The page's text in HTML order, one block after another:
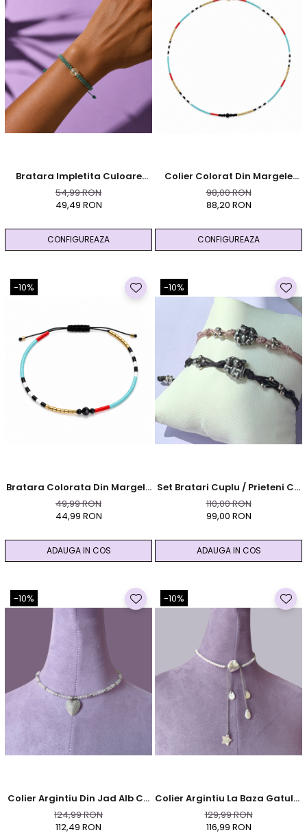
Bratara Impletita Culoare
Snur Personalizat Cu Cu
Cristal Natural - Citrin
54,99 RON
49,49 RON
CONFIGUREAZA
Colier Colorat Din Margele
Ceramice Cu Turmalina
Neagra Si Hematit Auriu
98,00 RON
88,20 RON
CONFIGUREAZA
-10%
Bratara Colorata Din Margele
Ceramice Cu Turmalina
Neagra Si Hematit Auriu
49,99 RON
44,99 RON
ADAUGA IN COS
-10%
Set Bratari Cuplu / Prieteni Cu
Ursuleti - Always Ride
Together
110,00 RON
99,00 RON
ADAUGA IN COS
-10%
Colier Argintiu Din Jad Alb Cu
Pandativ Inima
124,99 RON
112,49 RON
-10%
Colier Argintiu La Baza Gatului
Din Piatra Lunii Cu Pandantive
Din Sidef
129,99 RON
116,99 RON